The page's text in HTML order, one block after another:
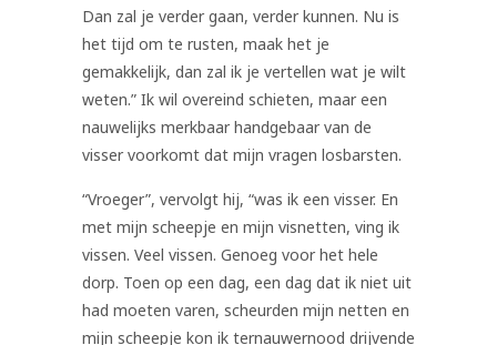
Dan zal je verder gaan, verder kunnen. Nu is
het tijd om te rusten, maak het je
gemakkelijk, dan zal ik je vertellen wat je wilt
weten.” Ik wil overeind schieten, maar een
nauwelijks merkbaar handgebaar van de
visser voorkomt dat mijn vragen losbarsten.
“Vroeger”, vervolgt hij, “was ik een visser. En
met mijn scheepje en mijn visnetten, ving ik
vissen. Veel vissen. Genoeg voor het hele
dorp. Toen op een dag, een dag dat ik niet uit
had moeten varen, scheurden mijn netten en
mijn scheepje kon ik ternauwernood drijvende